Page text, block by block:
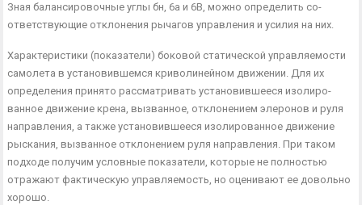
Зная балансировочные углы бн, 6а и 6В, можно определить со­
ответствующие отклонения рычагов управления и усилия на них.
Характеристики (показатели) боковой статической управляемо­сти
самолета в установившемся криволинейном движении. Для их
определения принято рассматривать установившееся изолиро­
ванное движение крена, вызванное, отклонением элеронов и руля
направления, а также установившееся изолированное движение
рыскания, вызванное отклонением руля направления. При таком
под­ходе получим условные показатели, которые не полностью
отражают фактическую управляемость, но оценивают ее довольно
хорошо.